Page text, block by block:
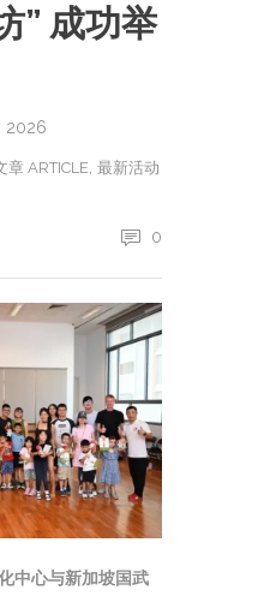
” 成功举
2026
章 ARTICLE 最新活动
0
中心与新加坡国武